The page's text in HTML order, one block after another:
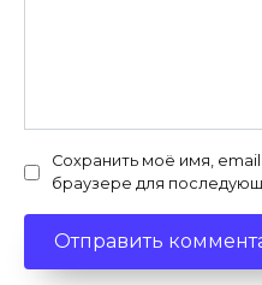
Сохранить моё имя,
браузере для